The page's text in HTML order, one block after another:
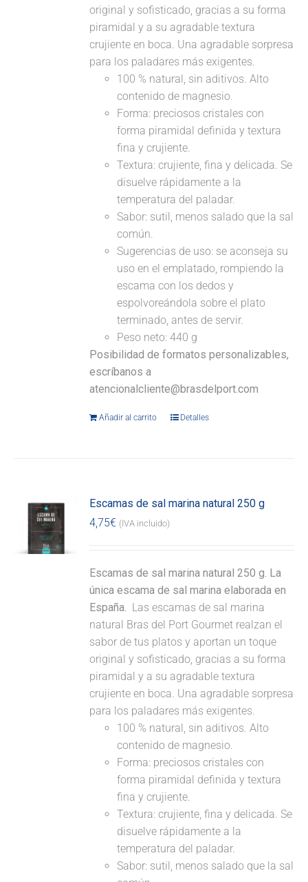
original y sofisticado, gracias a su forma
piramidal y a su agradable textura
crujiente en boca. Una agradable sorpresa
para los paladares más exigentes.
100 % natural, sin aditivos. Alto
contenido de magnesio.
Forma: preciosos cristales con
forma piramidal definida y textura
fina y crujiente.
Textura: crujiente, fina y delicada. Se
disuelve rápidamente a la
temperatura del paladar.
Sabor: sutil, menos salado que la sal
común.
Sugerencias de uso: se aconseja su
uso en el emplatado, rompiendo la
escama con los dedos y
espolvoreándola sobre el plato
terminado, antes de servir.
Peso neto: 440 g
Posibilidad de formatos personalizables,
escríbanos a
atencionalcliente@brasdelport.com
Añadir al carrito Detalles
Escamas de sal marina natural 250 g
4,75€ (IVA incluido)
Escamas de sal marina natural 250 g. La
única escama de sal marina elaborada en
España. Las escamas de sal marina
natural Bras del Port Gourmet realzan el
sabor de tus platos y aportan un toque
original y sofisticado, gracias a su forma
piramidal y a su agradable textura
crujiente en boca. Una agradable sorpresa
para los paladares más exigentes.
100 % natural, sin aditivos. Alto
contenido de magnesio.
Forma: preciosos cristales con
forma piramidal definida y textura
fina y crujiente.
Textura: crujiente, fina y delicada. Se
disuelve rápidamente a la
temperatura del paladar.
Sabor: sutil, menos salado que la sal